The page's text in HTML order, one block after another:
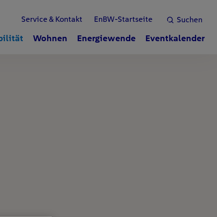
Suchen
Service & Kontakt EnBW-Startseite
Wohnen Energiewende Eventkalender